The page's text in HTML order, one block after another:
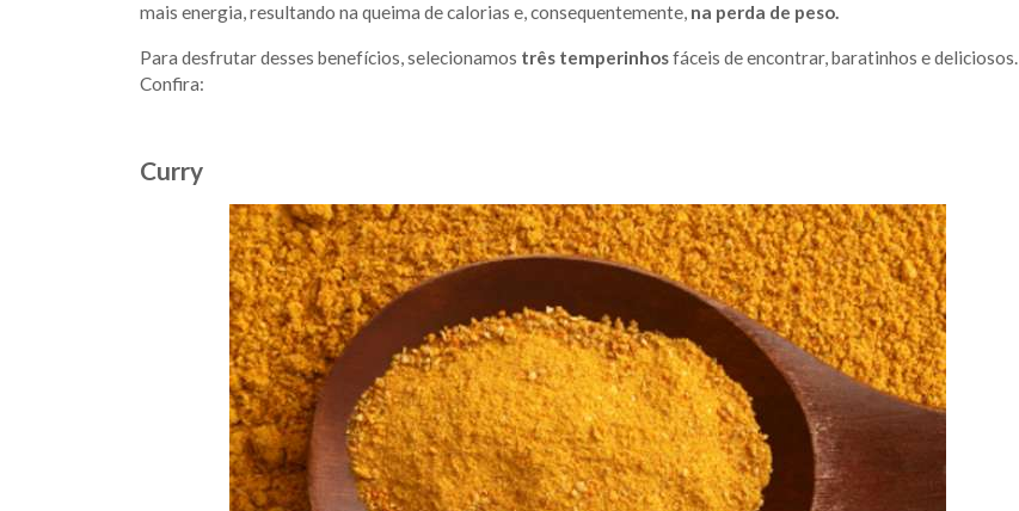
mais energia, resultando na queima de calorias e, consequentemente, na perda de peso.
Para desfrutar desses benefícios, selecionamos três temperinhosfáceis de encontrar, baratinhos e deliciosos.
Confira:
Curry